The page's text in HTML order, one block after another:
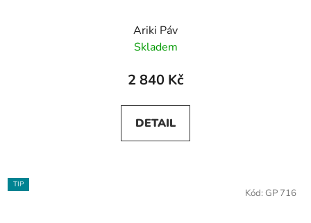
Ariki Páv
Skladem
2 840 Kč
DETAIL
TIP
Kód: GP 716